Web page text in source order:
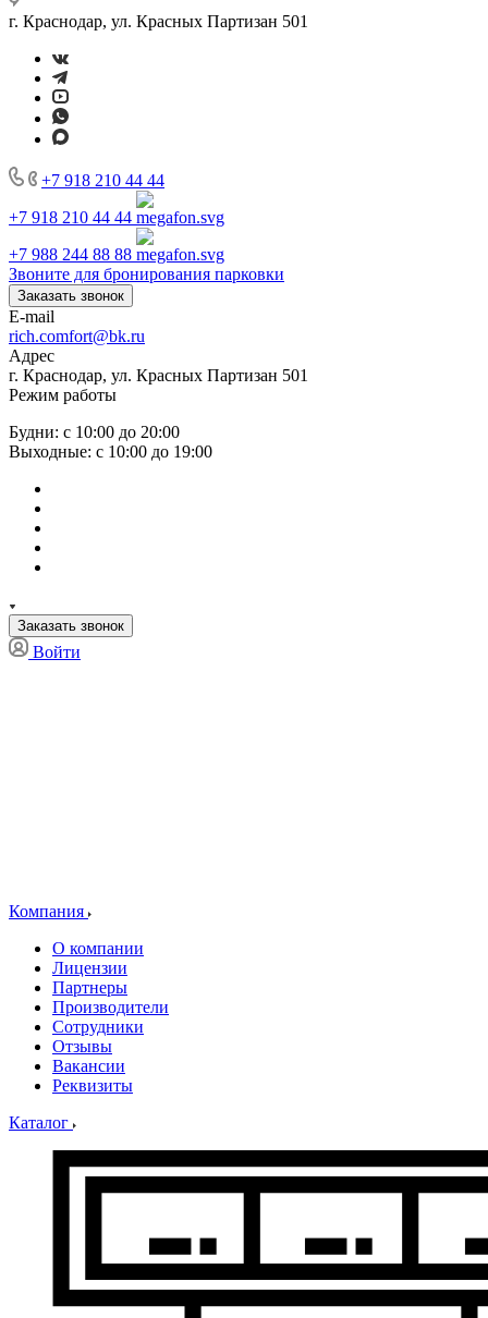
г. Краснодар, ул. Красных Партизан 501
+7 918 210 44 44
+7 918 210 44 44
+7 988 244 88 88
Звоните для бронирования парковки
Заказать звонок
E-mail
rich.comfort@bk.ru
Адрес
г. Краснодар, ул. Красных Партизан 501
Режим работы
Будни: с 10:00 до 20:00
Выходные: с 10:00 до 19:00
Заказать звонок
Войти
Компания
О компании
Лицензии
Партнеры
Производители
Сотрудники
Отзывы
Вакансии
Реквизиты
Каталог